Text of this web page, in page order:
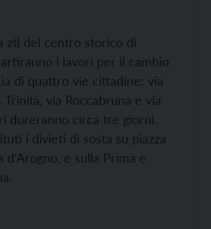
ztl del centro storico di
i lavori per il cambio
di quattro vie cittadine: via
Trinità, via Roccabruna e via
dureranno circa tre giorni.
i divieti di sosta su piazza
d’Arogno, e sulla Prima e